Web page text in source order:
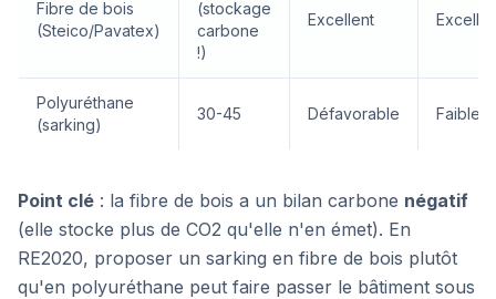
Fibre de bois
(Steico/Pavatex)
(stockage
carbone
!)
Excellent
Polyuréthane
(sarking)
30-45 Défavorable Faible
Point clé : la fibre de bois a un bilan carbone négatif
(elle stocke plus de CO2 qu'elle n'en émet). En
RE2020, proposer un sarking en fibre de bois plutôt
qu'en polyuréthane peut faire passer le bâtiment sous